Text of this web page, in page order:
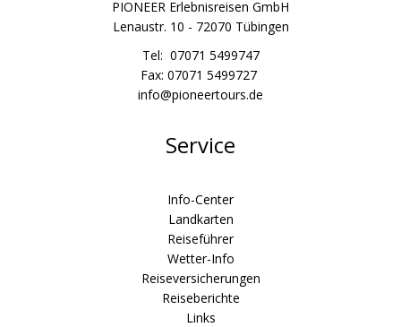
PIONEER Erlebnisreisen GmbH
Lenaustr. 10 - 72070 Tübingen
Tel: 07071 5499747
Fax: 07071 5499727
info@pioneertours.de
Service
Info-Center
Landkarten
Reiseführer
Wetter-Info
Reiseversicherungen
Reiseberichte
Links